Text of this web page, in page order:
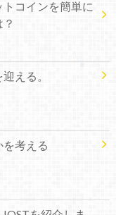
トコインを簡単に
える。
考える